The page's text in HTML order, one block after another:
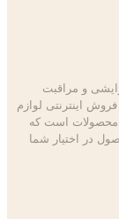
4 سال در صنف آرایشی و مراقبت
بر فروش اینترنتی لوازم
محصولات است كه
در اختيار شما